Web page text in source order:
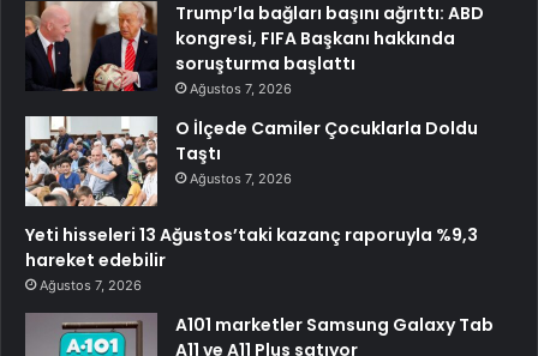
Trump’la bağları başını ağrıttı: ABD
kongresi, FIFA Başkanı hakkında
soruşturma başlattı
Ağustos 7, 2026
O İlçede Camiler Çocuklarla Doldu
Taştı
Ağustos 7, 2026
Yeti hisseleri 13 Ağustos’taki kazanç raporuyla %9,3
hareket edebilir
Ağustos 7, 2026
A101 marketler Samsung Galaxy Tab
A11 ve A11 Plus satıyor